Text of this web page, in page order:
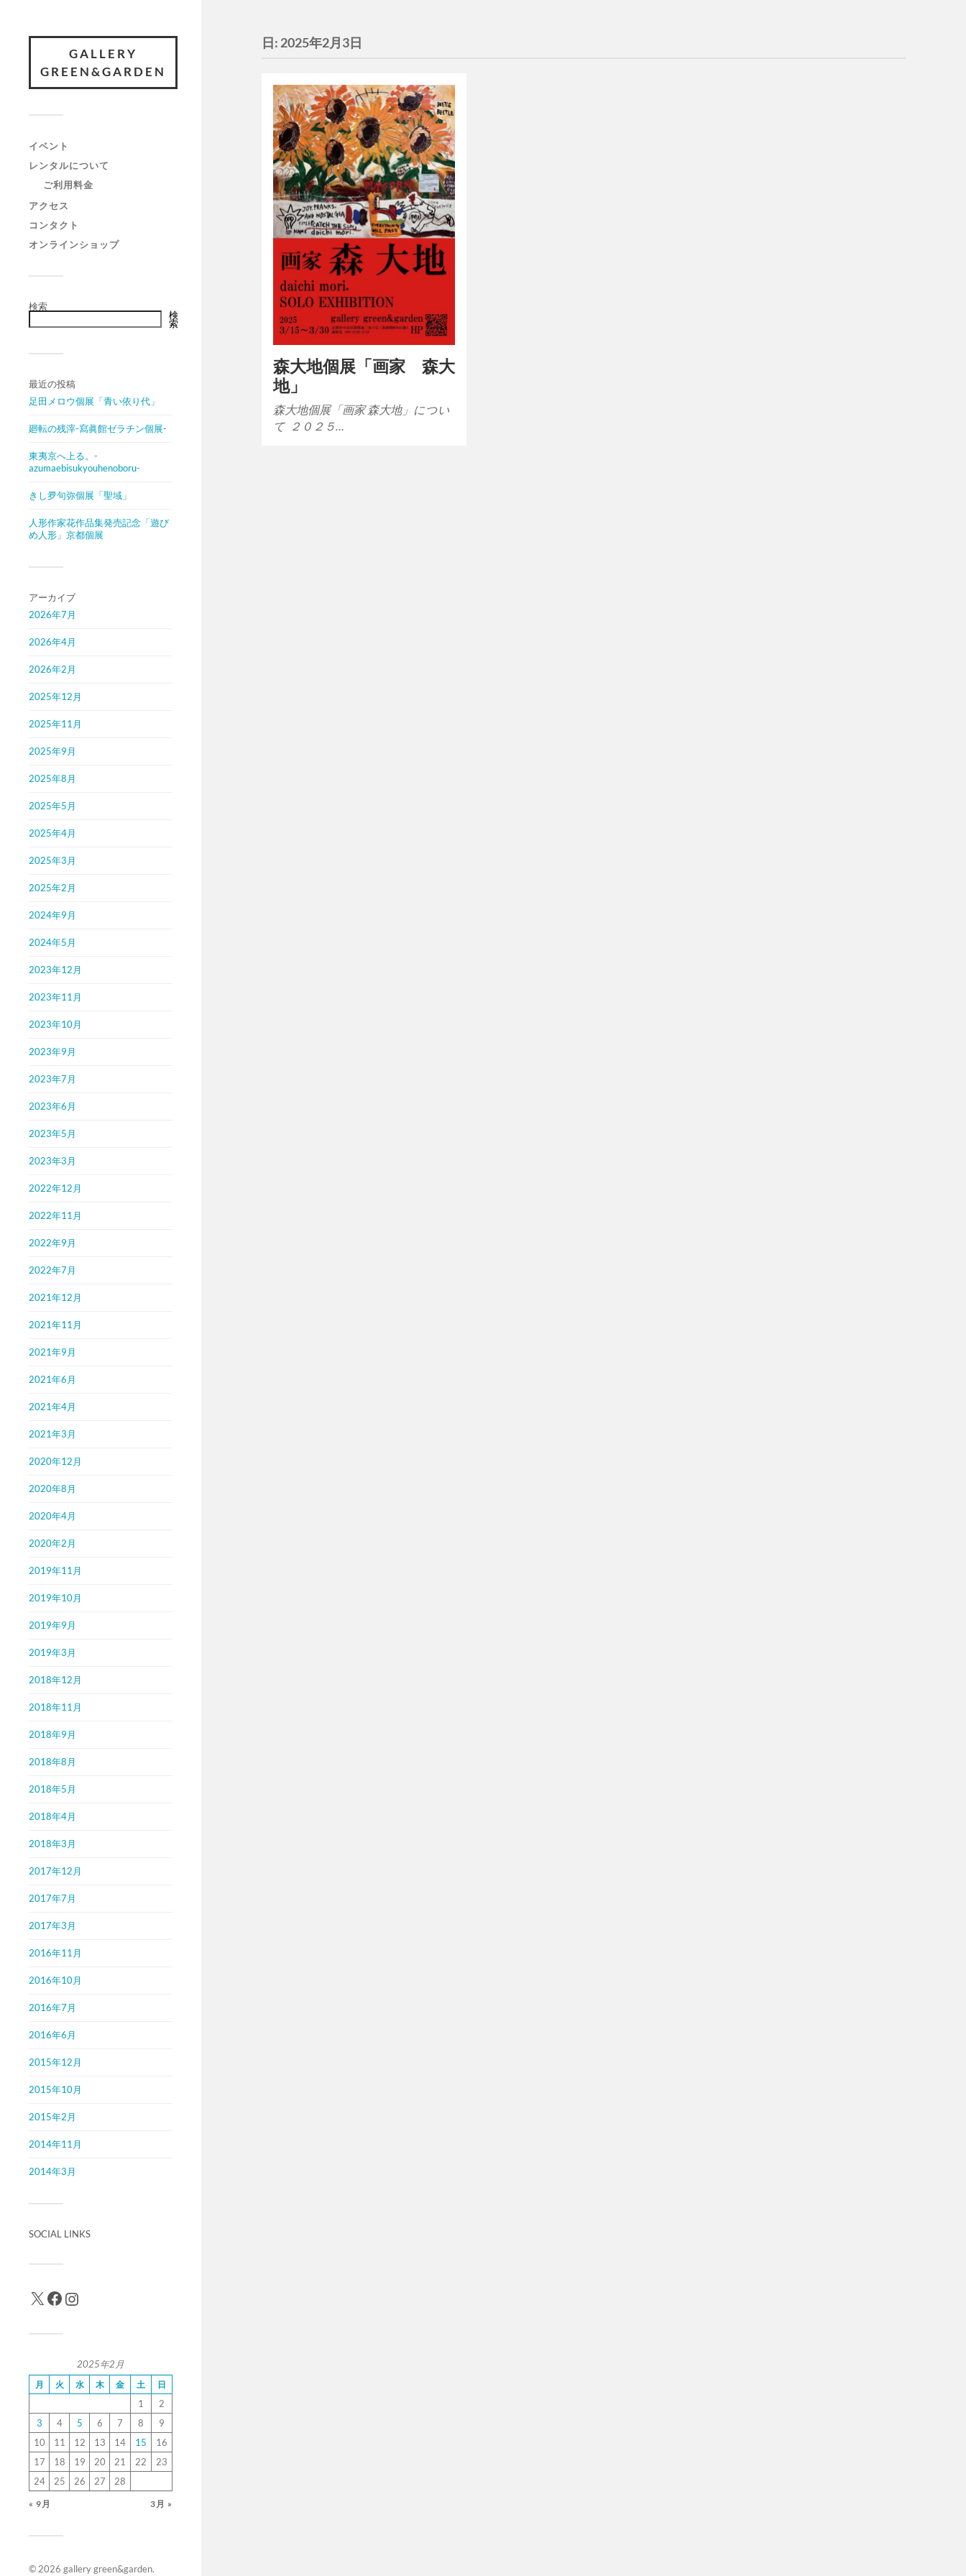
GALLERY
GREEN&GARDEN
イベント
レンタルについて
ご利用料金
アクセス
コンタクト
オンラインショップ
検索
検
索
最近の投稿
足田メロウ個展「青い依り代」
廻転の残滓-寫眞館ゼラチン個展-
東夷京へ上る。-
azumaebisukyouhenoboru-
きし夛句弥個展「聖域」
人形作家花作品集発売記念「遊び
め人形」京都個展
アーカイブ
2026年7月
2026年4月
2026年2月
2025年12月
2025年11月
2025年9月
2025年8月
2025年5月
2025年4月
2025年3月
2025年2月
2024年9月
2024年5月
2023年12月
2023年11月
2023年10月
2023年9月
2023年7月
2023年6月
2023年5月
2023年3月
2022年12月
2022年11月
2022年9月
2022年7月
2021年12月
2021年11月
2021年9月
2021年6月
2021年4月
2021年3月
2020年12月
2020年8月
2020年4月
2020年2月
2019年11月
2019年10月
2019年9月
2019年3月
2018年12月
2018年11月
2018年9月
2018年8月
2018年5月
2018年4月
2018年3月
2017年12月
2017年7月
2017年3月
2016年11月
2016年10月
2016年7月
2016年6月
2015年12月
2015年10月
2015年2月
2014年11月
2014年3月
SOCIAL LINKS
2025年2月
月 火 水 木 金 土 日
1
2
3
4 5 6 7 8
9
10
11 12 13 14 15
16
17
18 19 20 21 22
23
24
25 26 27 28
« 9月 3月 »
© 2026 gallery green&garden.
日: 2025年2月3日
森大地個展「画家 森大
地」
森大地個展「画家 森大地」につい
て ２０２５…